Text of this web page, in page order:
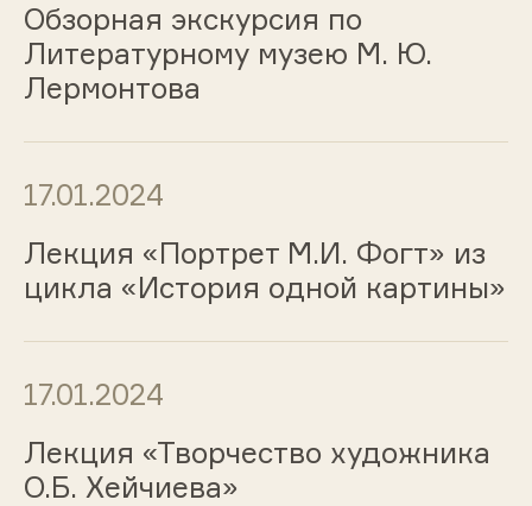
Обзорная экскурсия по
Литературному музею М. Ю.
Лермонтова
17.01.2024
Лекция «Портрет М.И. Фогт» из
цикла «История одной картины»
17.01.2024
Лекция «Творчество художника
О.Б. Хейчиева»